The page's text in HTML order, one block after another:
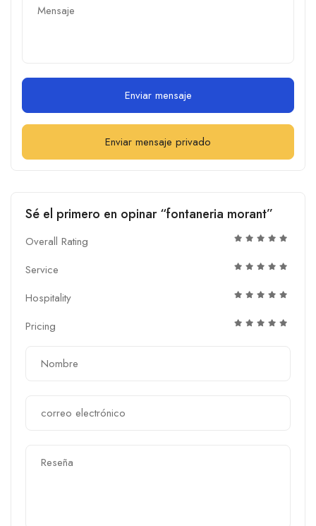
Enviar mensaje
Enviar mensaje privado
Sé el primero en opinar “fontaneria morant”
Overall Rating
Service
Hospitality
Pricing